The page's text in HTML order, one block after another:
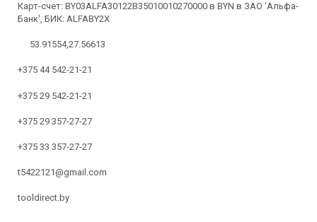
Карт-счет: BY03ALFA30122B35010010270000 в BYN в ЗАО 'Альфа-
Банк', БИК: ALFABY2X
53.91554,27.56613
+375 44 542-21-21
+375 29 542-21-21
+375 29 357-27-27
+375 33 357-27-27
t5422121@gmail.com
tooldirect.by